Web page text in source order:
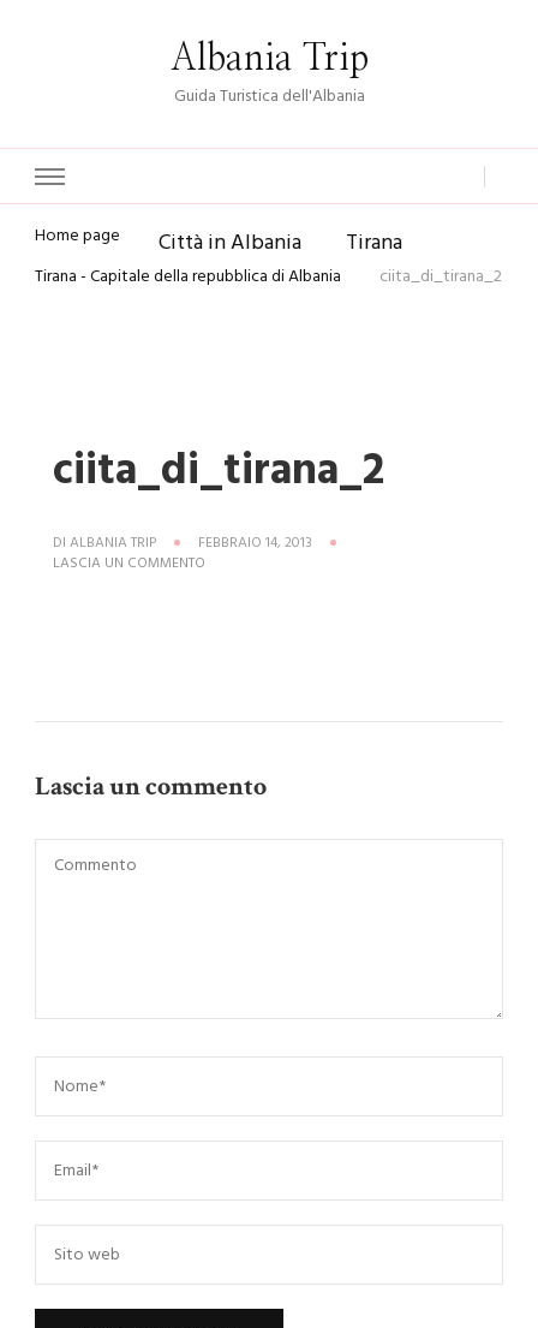
Albania Trip
Guida Turistica dell'Albania
Home page Città in Albania Tirana
Tirana - Capitale della repubblica di Albania ciita_di_tirana_2
ciita_di_tirana_2
DI ALBANIA TRIP
FEBBRAIO 14, 2013
LASCIA UN COMMENTO
Lascia un commento